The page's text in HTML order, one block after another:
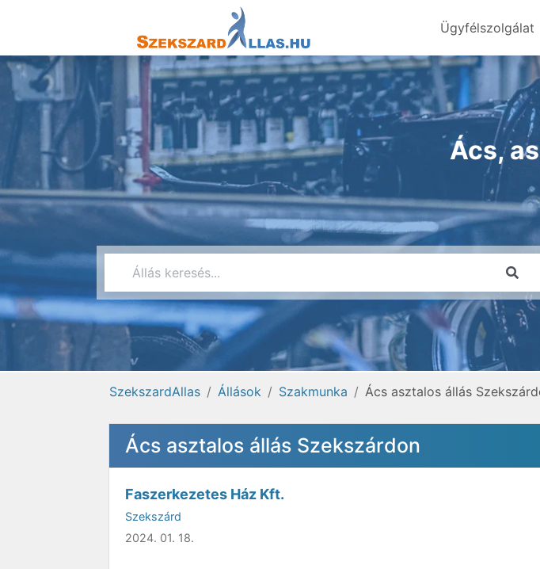
Ügyfélszolgálat
Ács,
SzekszardAllas Állások Szakmunka Ács asztalos állás
Ács asztalos állás Szekszárdon
Faszerkezetes Ház Kft.
Szekszárd
2024. 01. 18.